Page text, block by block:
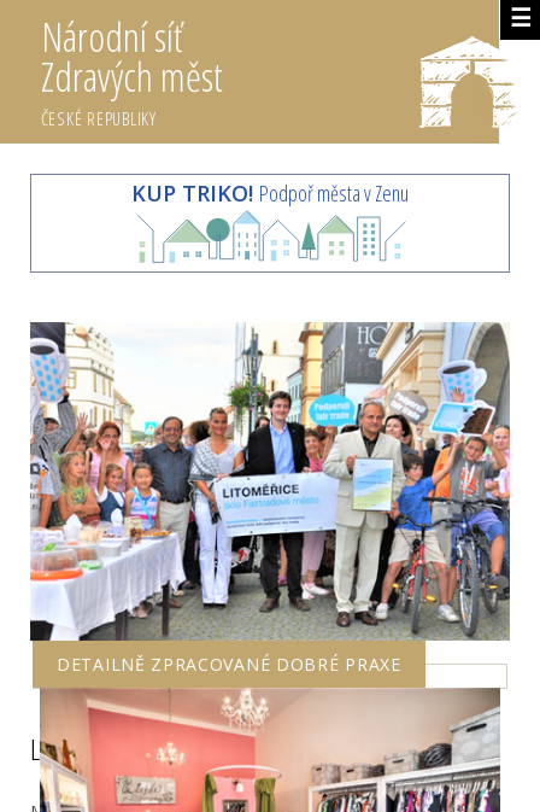
☰
Národní síť
Zdravých měst
ČESKÉ REPUBLIKY
KUP TRIKO! Podpoř města v Zenu
DETAILNĚ ZPRACOVANÉ DOBRÉ PRAXE
Litoměřice: Fairtradové město